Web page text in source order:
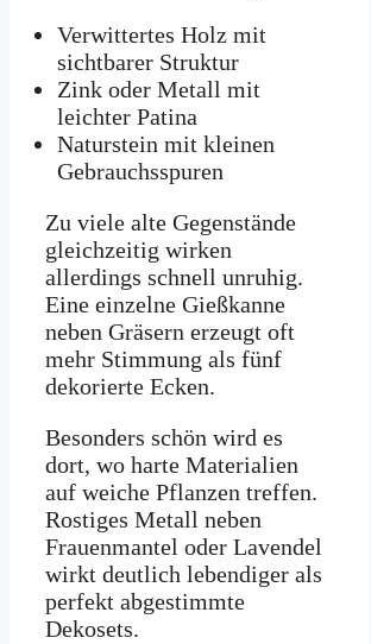
Verwittertes Holz mit
sichtbarer Struktur
Zink oder Metall mit
leichter Patina
Naturstein mit kleinen
Gebrauchsspuren
Zu viele alte Gegenstände
gleichzeitig wirken
allerdings schnell unruhig.
Eine einzelne Gießkanne
neben Gräsern erzeugt oft
mehr Stimmung als fünf
dekorierte Ecken.
Besonders schön wird es
dort, wo harte Materialien
auf weiche Pflanzen treffen.
Rostiges Metall neben
Frauenmantel oder Lavendel
wirkt deutlich lebendiger als
perfekt abgestimmte
Dekosets.